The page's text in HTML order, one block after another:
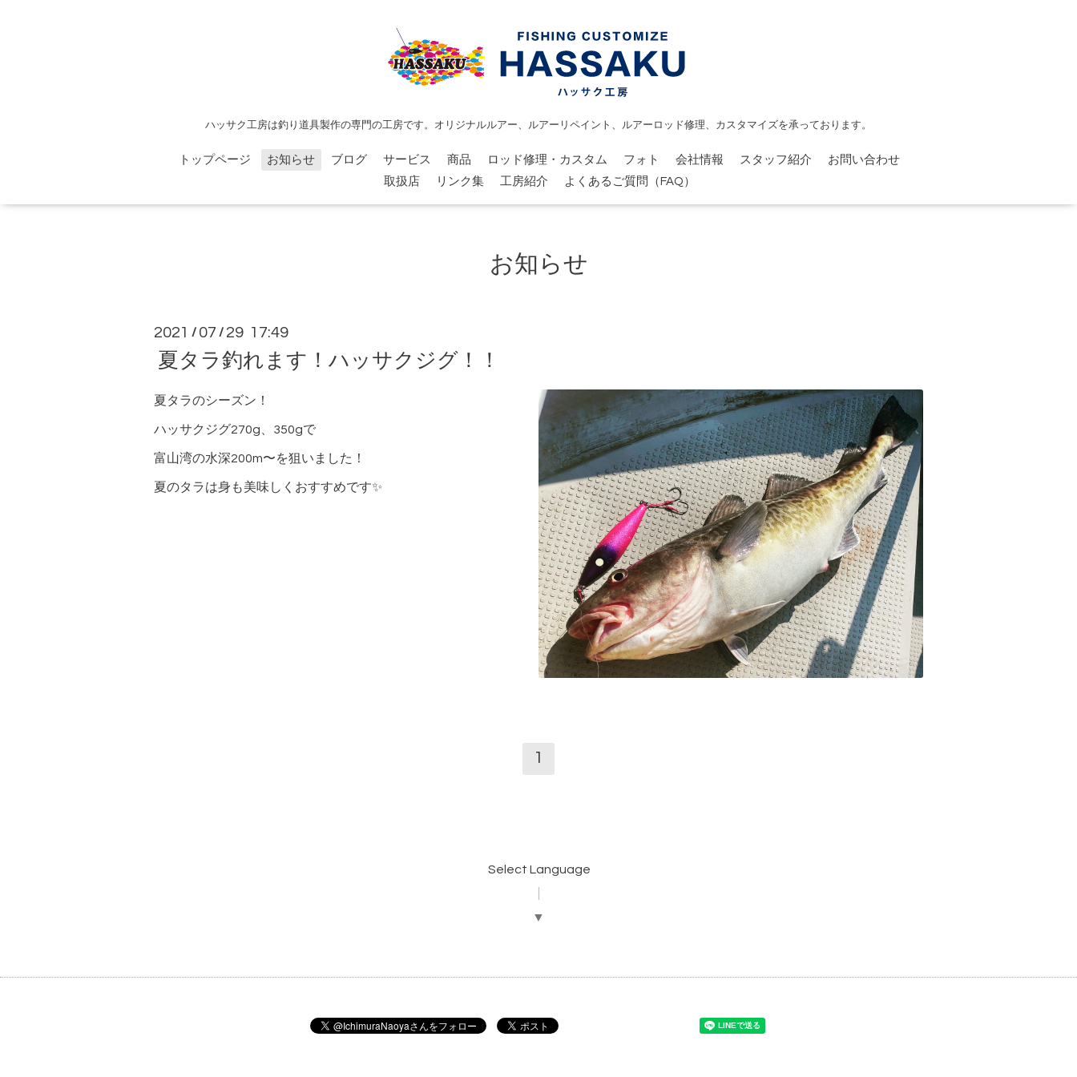
ハッサク工房は釣り道具製作の専門の工房です。オリジナルルアー、ルアーリペイント、ルアーロッド修理、カスタマイズを承っております。
トップページ お知らせ ブログ サービス 商品 ロッド修理・カスタム フォト 会社情報 スタッフ紹介
お問い合わせ
取扱店
リンク集 工房紹介 よくあるご質問（FAQ）
お知らせ
2021 / 07 / 29 17:49
夏タラ釣れます！ハッサクジグ！！
夏タラのシーズン！
ハッサクジグ270g、350gで
富山湾の水深200m〜を狙いました！
夏のタラは身も美味しくおすすめです✨
1
Select Language
▼